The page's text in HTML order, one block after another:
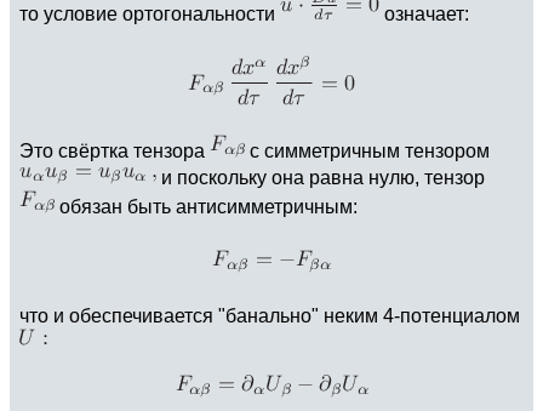
то условие ортогональности означает:
Это свёртка тензора
с симметричным тензором
и поскольку она равна нулю, тензор
обязан быть антисимметричным:
что и обеспечивается "банально" неким 4-потенциалом